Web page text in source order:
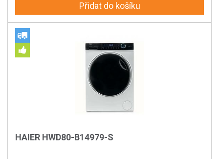
Přidat do košíku
HAIER HWD80-B14979-S